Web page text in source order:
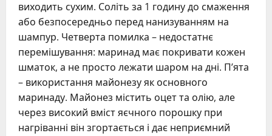
виходить сухим. Соліть за 1 годину до смаження
або безпосередньо перед нанизуванням на
шампур. Четверта помилка – недостатнє
перемішування: маринад має покривати кожен
шматок, а не просто лежати шаром на дні. П’ята
– використання майонезу як основного
маринаду. Майонез містить оцет та олію, але
через високий вміст яєчного порошку при
нагріванні він згортається і дає неприємний